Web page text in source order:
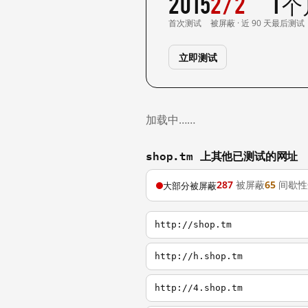
首次测试 被屏蔽 · 近 90 天最后测试
立即测试
加载中……
shop.tm 上其他已测试的网址
大部分被屏蔽287 被屏蔽65 间歇
http://shop.tm
http://h.shop.tm
http://4.shop.tm